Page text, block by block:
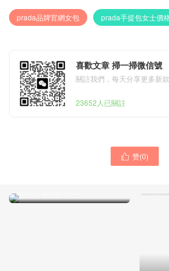
prada品牌官網女包 prada手提包女士價
喜歡文章 掃一掃微信號
關註我們，每天分享更多新
23652人已關註
 赞(0)
普拉達包包官網價格 Kuwait